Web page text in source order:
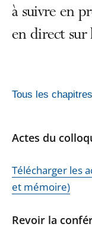
à suivre en
en direct sur
Tous les chapitres
Actes du
Télécharger les
et mémoire)
Revoir la